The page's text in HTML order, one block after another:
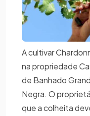
A cultivar
na propriedade
de Banhado
Negra. O
que a colheita